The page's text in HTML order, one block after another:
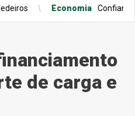
Economia Confiança do
de carga e